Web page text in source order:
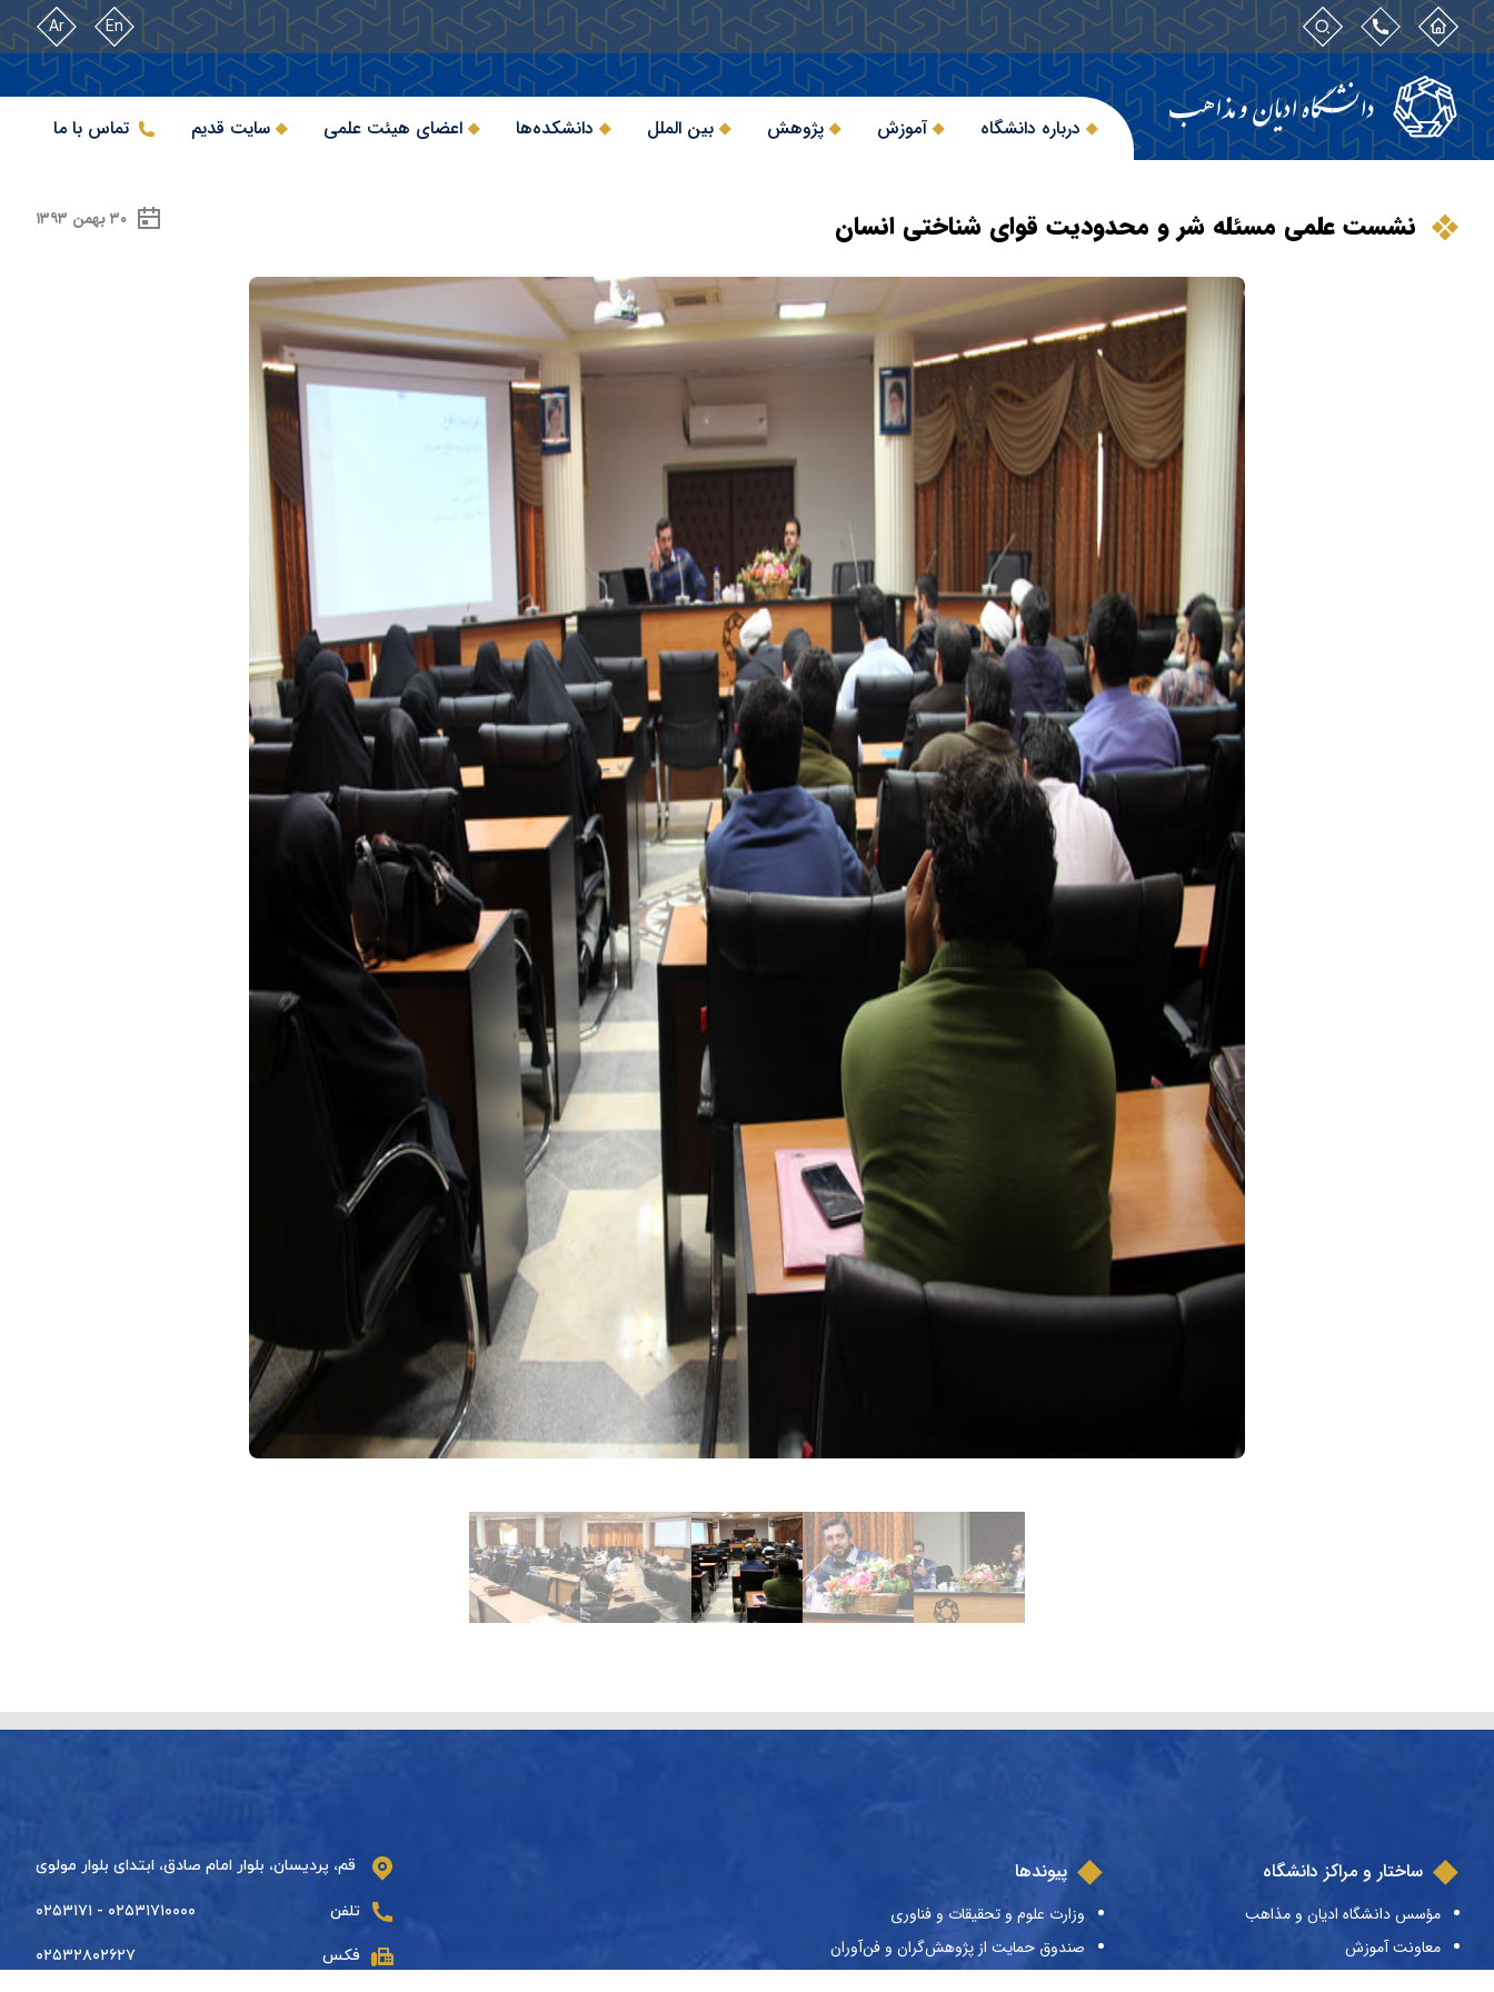
En
Ar
درباره دانشگاه آموزش پژوهش بین الملل دانشکده‌ها اعضای هیئت علمی سایت قدیم تماس با ما
نشست علمی مسئله شر و محدودیت قوای شناختی انسان ۳۰ بهمن ۱۳۹۳
ساختار و مراکز دانشگاه
مؤسس دانشگاه ادیان و مذاهب
معاونت آموزش
پیوندها
وزارت علوم و تحقیقات و فناوری
صندوق حمایت از پژوهش‌گران و فن‌آوران
قم، پردیسان، بلوار امام صادق، ابتدای بلوار مولوی
تلفن ۰۲۵۳۱۷۱۰۰۰۰ - ۰۲۵۳۱۷۱
فکس ۰۲۵۳۲۸۰۲۶۲۷